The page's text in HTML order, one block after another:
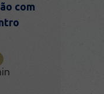
com